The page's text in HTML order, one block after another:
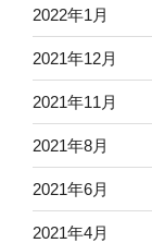
2022年1月
2021年12月
2021年11月
2021年8月
2021年6月
2021年4月